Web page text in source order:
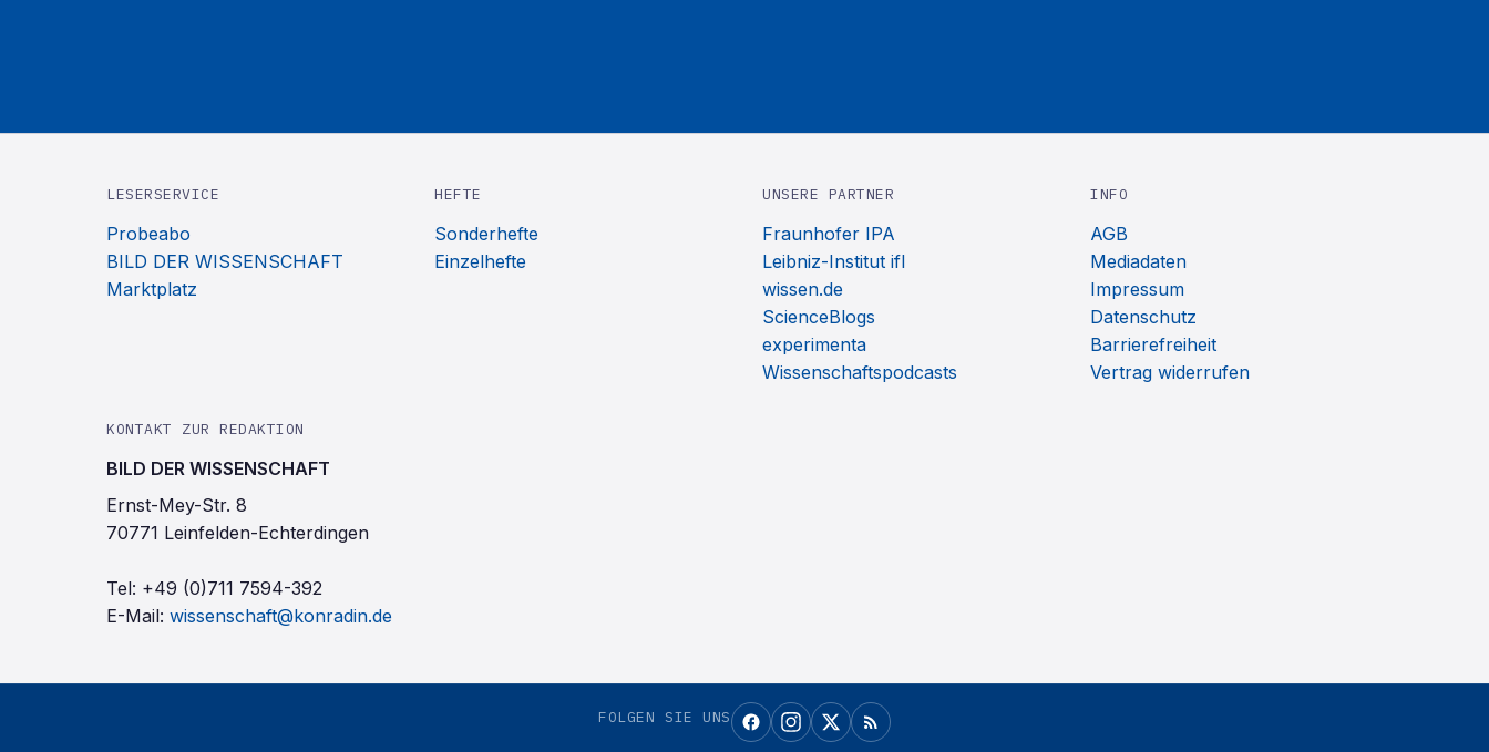
LESERSERVICE
Probeabo
BILD DER WISSENSCHAFT
Marktplatz
HEFTE
Sonderhefte
Einzelhefte
UNSERE PARTNER
Fraunhofer IPA
Leibniz-Institut ifl
wissen.de
ScienceBlogs
experimenta
Wissenschaftspodcasts
INFO
AGB
Mediadaten
Impressum
Datenschutz
Barrierefreiheit
Vertrag widerrufen
KONTAKT ZUR REDAKTION
BILD DER WISSENSCHAFT
Ernst-Mey-Str. 8
70771 Leinfelden-Echterdingen
Tel: +49 (0)711 7594-392
E-Mail: wissenschaft@konradin.de
FOLGEN SIE UNS